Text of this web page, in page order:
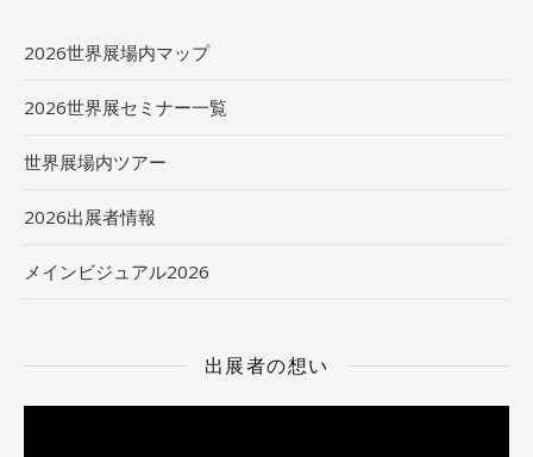
2026世界展場内マップ
2026世界展セミナー一覧
世界展場内ツアー
2026出展者情報
メインビジュアル2026
出展者の想い